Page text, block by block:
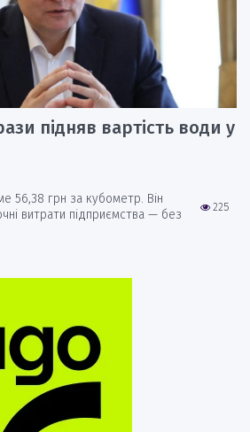
підняв вартість води у
225
56,38 грн за кубометр. Він
витрати підприємства — без